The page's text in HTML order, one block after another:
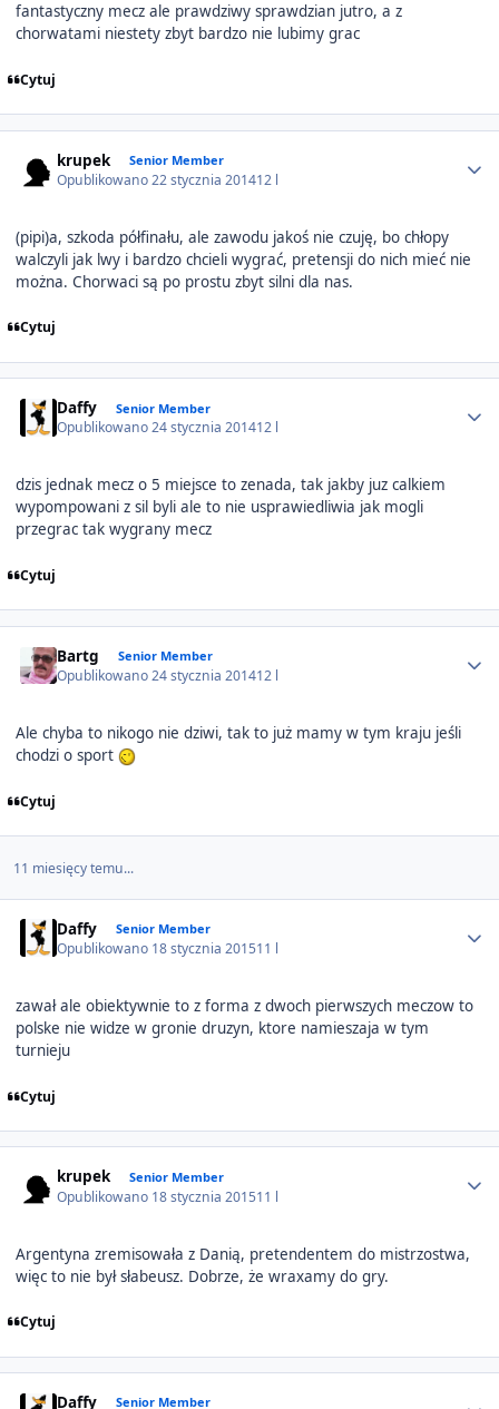
fantastyczny mecz ale prawdziwy sprawdzian jutro, a z
chorwatami niestety zbyt bardzo nie lubimy grac
Cytuj
krupek Senior Member
Opublikowano22 stycznia 201412 l
(pipi)a, szkoda półfinału, ale zawodu jakoś nie czuję, bo chłopy
walczyli jak lwy i bardzo chcieli wygrać, pretensji do nich mieć nie
można. Chorwaci są po prostu zbyt silni dla nas.
Cytuj
Daffy Senior Member
Opublikowano24 stycznia 201412 l
dzis jednak mecz o 5 miejsce to zenada, tak jakby juz calkiem
wypompowani z sil byli ale to nie usprawiedliwia jak mogli
przegrac tak wygrany mecz
Cytuj
Bartg Senior Member
Opublikowano24 stycznia 201412 l
Ale chyba to nikogo nie dziwi, tak to już mamy w tym kraju jeśli
chodzi o sport
Cytuj
11 miesięcy temu...
Daffy Senior Member
Opublikowano 18 stycznia 201511 l
zawał ale obiektywnie to z forma z dwoch pierwszych meczow to
polske nie widze w gronie druzyn, ktore namieszaja w tym
turnieju
Cytuj
krupek Senior Member
Opublikowano 18 stycznia 201511 l
Argentyna zremisowała z Danią, pretendentem do mistrzostwa,
więc to nie był słabeusz. Dobrze, że wraxamy do gry.
Cytuj
Daffy Senior Member